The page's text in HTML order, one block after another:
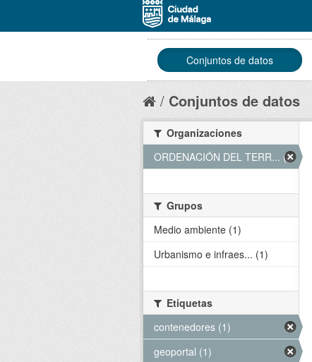
Conjuntos de datos
Conjuntos de datos
Organizaciones
ORDENACIÓN DEL TERR... (1)
Grupos
Medio ambiente (1)
Urbanismo e infraes... (1)
Etiquetas
contenedores (1)
geoportal (1)